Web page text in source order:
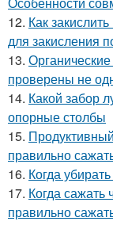
12. Как
для закисления
13.
проверены не
14. Какой забор
опорные столбы
15.
правильно
16. Когда
17. Когда сажать
правильно